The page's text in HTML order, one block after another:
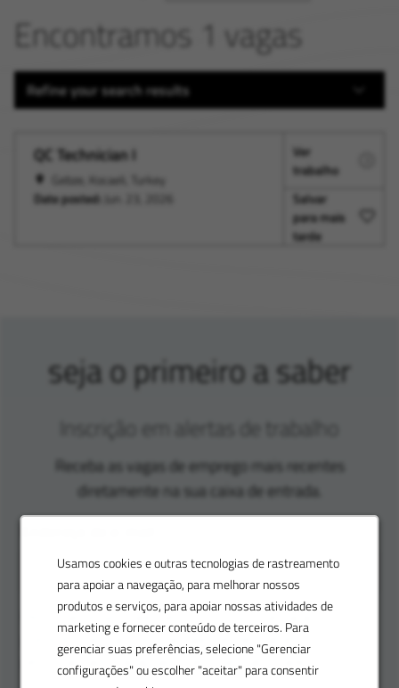
Usamos cookies e outras tecnologias de rastreamento
para apoiar a navegação, para melhorar nossos
produtos e serviços, para apoiar nossas atividades de
marketing e fornecer conteúdo de terceiros. Para
gerenciar suas preferências, selecione "Gerenciar
configurações" ou escolher "aceitar" para consentir
Encontramos 1 vagas
Refine your search results
QC Technician I
Gebze, Kocaeli, Turkey
Date posted:
Jun. 23, 2026
Ver
trabalho
Salvar
para mais
tarde
seja o primeiro a saber
Receba as vagas de emprego mais recentes
diretamente na sua caixa de entrada.
Personalize seus alertas. Insira sua localização e
preferências para receber alertas de trabalho
personalizados adaptados às suas habilidades.